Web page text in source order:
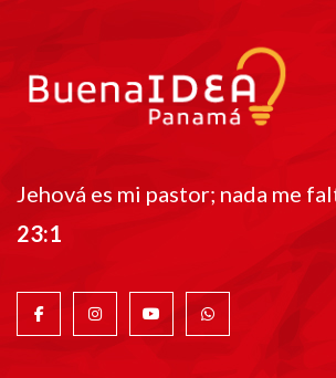
Jehová es mi pastor; nada me
23:1